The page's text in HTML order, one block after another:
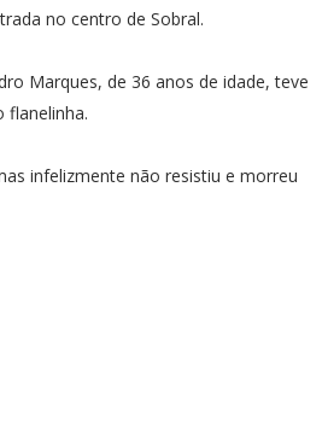
no centro de Sobral.
Marques, de 36 anos de idade, teve
flanelinha.
infelizmente não resistiu e morreu